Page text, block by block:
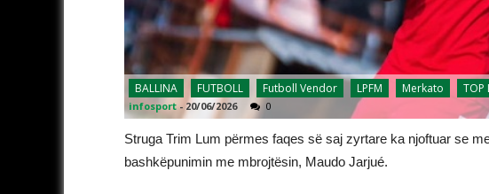
BALLINA FUTBOLL Futboll Vendor LPFM Merkato TOP
infosport - 20/06/2026 0
Struga Trim Lum përmes faqes së saj zyrtare ka njoftuar se
bashkëpunimin me mbrojtësin, Maudo Jarjué.